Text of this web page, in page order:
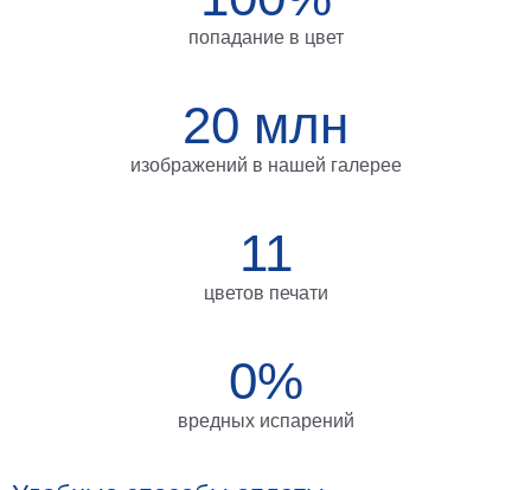
попадание в цвет
20 млн
изображений в нашей галерее
11
цветов печати
0%
вредных испарений